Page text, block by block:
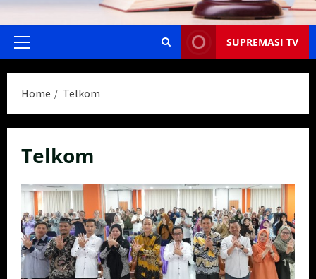
Primary
SUPREMASI TV
Home Telkom
Telkom